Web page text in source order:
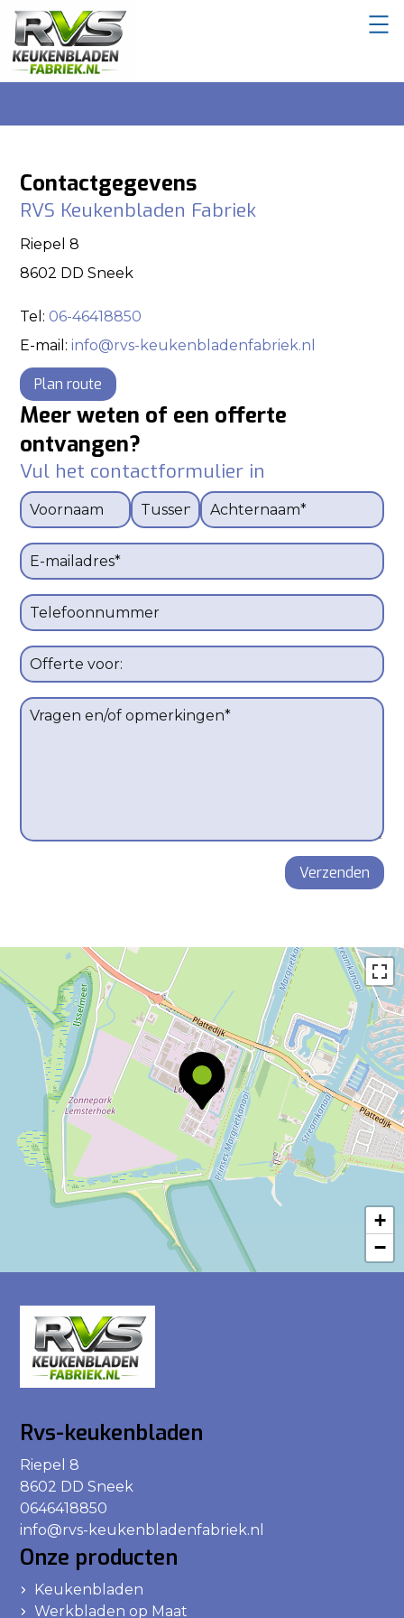
Contactgegevens
RVS Keukenbladen Fabriek
Riepel 8
8602 DD Sneek
Tel: 06-46418850
E-mail:info@rvs-keukenbladenfabriek.nl
Plan route
Meer weten of een offerte
ontvangen?
Vul het contactformulier in
Verzenden
+
−
Rvs-keukenbladen
Riepel 8
8602 DD Sneek
0646418850
info@rvs-keukenbladenfabriek.nl
Onze producten
Keukenbladen
Werkbladen op Maat